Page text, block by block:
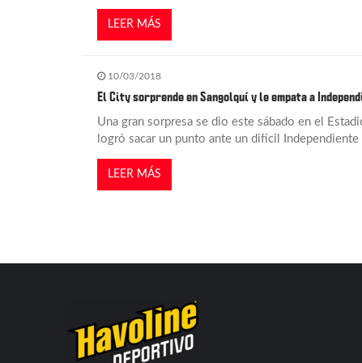
LEER MÁS
10/03/2018
El City sorprende en Sangolquí y le empata a
Una gran sorpresa se dio este sábado en el
logró sacar un punto ante un difícil
LEER MÁS